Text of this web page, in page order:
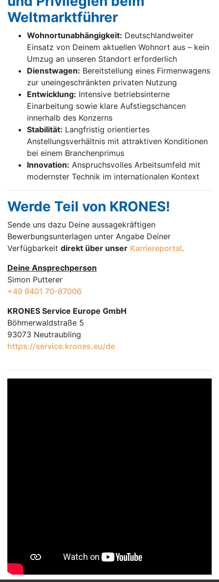
Weltmarktführer
Wohnortunabhängigkeit: Deutschlandweiter
Einsatz von Deinem aktuellen Wohnort aus – kein
Umzug an unseren Standort erforderlich
Dienstwagen: Bereitstellung eines Firmenwagens
zur uneingeschränkten privaten Nutzung
Entwicklung: Intensive betriebsinterne
Einarbeitung sowie klare Aufstiegschancen
innerhalb des Konzerns
Stabilität: Langfristig orientiertes
Anstellungsverhältnis mit attraktiven Konditionen
bei einem Branchenprimus
Innovation: Anspruchsvolles Arbeitsumfeld mit
modernster Technik im internationalen Kontext
Werde Teil von KRONES!
Sende uns dazu Deine aussage­kräftigen
Bewerbungsunterlagen unter Angabe Deiner
Verfügbarkeit direkt über unser Karriereportal.
Deine Ansprechperson
Simon Putterer
+49 9401 70-87006
KRONES Service Europe GmbH
Böhmerwaldstraße 5
93073 Neutraubling
https://service.krones.eu/de